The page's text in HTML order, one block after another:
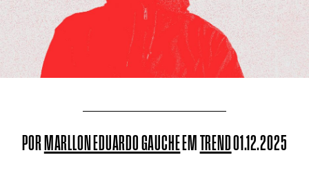
PORMARLLON EDUARDO GAUCHEEMTREND01.12.2025